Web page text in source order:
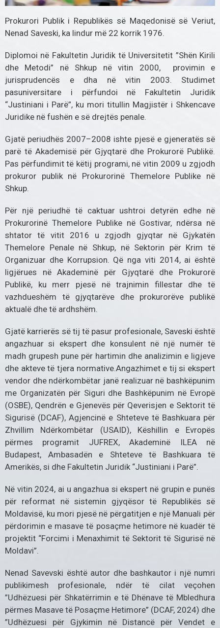
Prokurori Publik i Republikës së Maqedonisë së Veriut,
Nenad Saveski, ka lindur më 22 korrik 1976.
Diplomoi në Fakultetin Juridik të Universitetit ”Shën Kirili
dhe Metodi” në Shkup në vitin 2000, provimin e
jurisprudencës e dha në vitin 2003. Studimet
pasuniversitare i përfundoi në Fakultetin Juridik
“Justiniani i Parë”, ku mori titullin Magjistër i Shkencave
Juridike në fushën e së drejtës penale.
Gjatë periudhës 2007–2008 ishte pjesë e gjeneratës së
parë të Akademisë për Gjyqtarë dhe Prokurorë Publikë.
Pas përfundimit të këtij programi, në vitin 2009 u zgjodh
prokuror publik në Prokurorinë Themelore Publike në
Shkup.
Për një periudhë të caktuar ushtroi detyrën edhe në
Prokurorinë Themelore Publike në Gostivar, ndërsa në
shtator të vitit 2016 u zgjodh gjyqtar në Gjykatën
Themelore Penale në Shkup, në Sektorin për Krim të
Organizuar dhe Korrupsion. Që nga viti 2014, ai është
ligjërues në Akademinë për Gjyqtarë dhe Prokurorë
Publikë, ku merr pjesë në trajnimin fillestar dhe të
vazhdueshëm të gjyqtarëve dhe prokurorëve publikë
aktualë dhe të ardhshëm.
Gjatë karrierës së tij të pasur profesionale, Saveski është
angazhuar si ekspert dhe konsulent në një numër të
madh grupesh pune për hartimin dhe analizimin e ligjeve
dhe akteve të tjera normative.Angazhimet e tij si ekspert
vendor dhe ndërkombëtar janë realizuar në bashkëpunim
me Organizatën për Siguri dhe Bashkëpunim në Evropë
(OSBE), Qendrën e Gjenevës për Qeverisjen e Sektorit të
Sigurisë (DCAF), Agjencinë e Shteteve të Bashkuara për
Zhvillim Ndërkombëtar (USAID), Këshillin e Evropës
përmes programit JUFREX, Akademinë ILEA në
Budapest, Ambasadën e Shteteve të Bashkuara të
Amerikës, si dhe Fakultetin Juridik “Justiniani i Parë”.
Në vitin 2024, ai u angazhua si ekspert në grupin e punës
për reformat në sistemin gjyqësor të Republikës së
Moldavisë, ku mori pjesë në përgatitjen e një Manuali për
përdorimin e masave të posaçme hetimore në kuadër të
projektit “Forcimi i Menaxhimit të Sektorit të Sigurisë në
Moldavi”.
Nenad Savevski është autor dhe bashkautor i një numri
publikimesh profesionale, ndër të cilat veçohen
”Udhëzuesi për Shkatërrimin e të Dhënave të Mbledhura
përmes Masave të Posaçme Hetimore” (DCAF, 2024) dhe
”Udhëzuesi për Gjykimin në Distancë për Vendet e